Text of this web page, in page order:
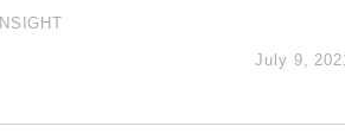
July 9,